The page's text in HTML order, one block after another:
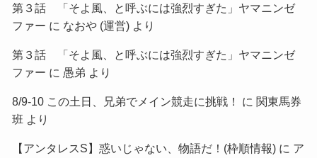
第３話 「そよ風、と呼ぶには強烈すぎた」ヤマニンゼ
ファー に なおや (運営)より
第３話 「そよ風、と呼ぶには強烈すぎた」ヤマニンゼ
ファー に 愚弟 より
8/9-10 この土日、兄弟でメイン競走に挑戦！ に 関東馬券
班 より
【アンタレスS】惑いじゃない、物語だ！(枠順情報)に ア